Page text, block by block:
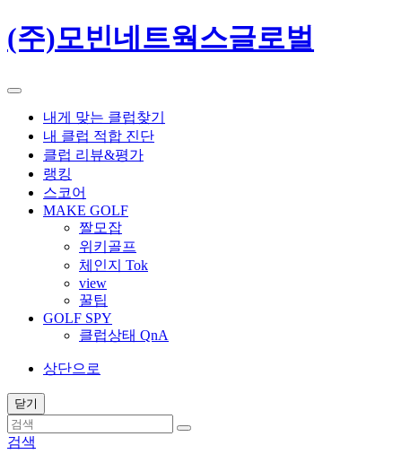
(주)모빈네트웍스글로벌
내게 맞는 클럽찾기
내 클럽 적합 진단
클럽 리뷰&평가
랭킹
스코어
MAKE GOLF
짤모잡
위키골프
체인지 Tok
view
꿀팁
GOLF SPY
클럽상태 QnA
상단으로
닫기
검색